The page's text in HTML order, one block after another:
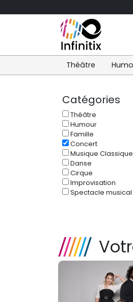
Théâtre
Catégories
Théâtre
Humour
Famille
Concert
Musique Classique
Danse
Cirque
Improvisation
Spectacle musical